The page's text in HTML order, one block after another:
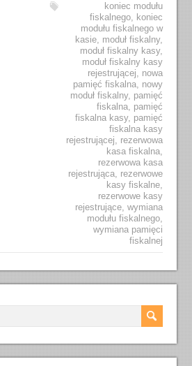
koniec modułu
fiskalnego, koniec
modułu fiskalnego w
kasie, moduł fiskalny,
moduł fiskalny kasy,
moduł fiskalny kasy
rejestrującej, nowa
pamięć fiskalna, nowy
moduł fiskalny, pamięć
fiskalna, pamięć
fiskalna kasy, pamięć
fiskalna kasy
rejestrującej, rezerwowa
kasa fiskalna,
rezerwowa kasa
rejestrująca, rezerwowe
kasy fiskalne,
rezerwowe kasy
rejestrujące, wymiana
modułu fiskalnego,
wymiana pamięci
fiskalnej